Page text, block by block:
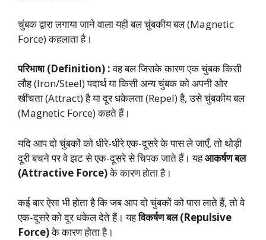
चुंबक द्वारा लगाया जाने वाला यही बल चुंबकीय बल (Magnetic
Force) कहलाता है।
परिभाषा (Definition) :वह बल जिसके कारण एक चुंबक किसी
लौह (Iron/Steel) पदार्थ या किसी अन्य चुंबक को अपनी ओर
खींचता (Attract) है या दूर धकेलता (Repel) है, उसे चुंबकीय बल
(Magnetic Force) कहते हैं।
यदि आप दो चुंबकों को धीरे-धीरे एक-दूसरे के पास ले जाएँ, तो थोड़ी
दूरी बचने पर वे झट से एक-दूसरे से चिपक जाते हैं। यहआकर्षण बल
(Attractive Force)के कारण होता है।
कई बार ऐसा भी होता है कि जब आप दो चुंबकों को पास लाते हैं, तो वे
एक-दूसरे को दूर धकेल देते हैं। यहविकर्षण बल (Repulsive
Force)के कारण होता है।